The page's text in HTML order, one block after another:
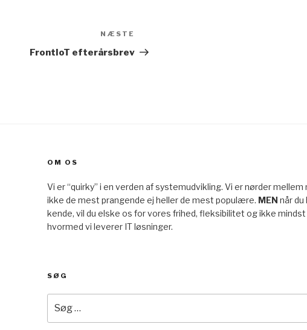
NÆSTE
FrontIoT efterårsbrev
OM OS
Vi er “quirky” i en verden af systemudvikling. Vi er nørder mellem
ikke de mest prangende ej heller de mest populære. MEN når
kende, vil du elske os for vores frihed, fleksibilitet og ikke
hvormed vi leverer IT løsninger.
SØG